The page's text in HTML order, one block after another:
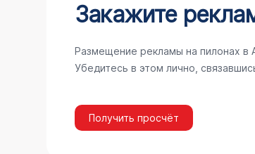
Закажите
Размещение рекламы на пилонах
Убедитесь в этом лично,
Получить просчёт